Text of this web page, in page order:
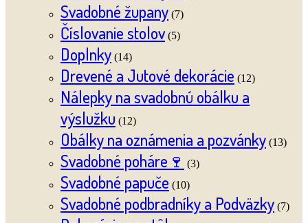
Svadobné župany (7)
Číslovanie stolov (5)
Doplnky (14)
Drevené a Jutové dekorácie (12)
Nálepky na svadobnú obálku a
výslužku (12)
Obálky na oznámenia a pozvánky (13)
Svadobné poháre🍷 (3)
Svadobné papuče (10)
Svadobné podbradníky a Podväzky (7)